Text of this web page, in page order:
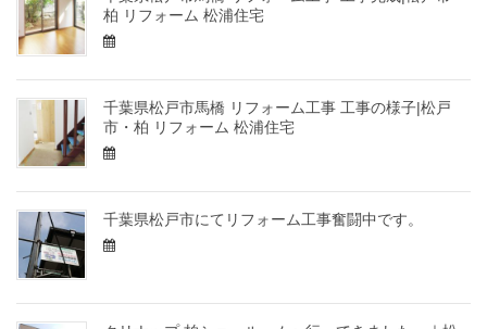
柏 リフォーム 松浦住宅
千葉県松戸市馬橋 リフォーム工事 工事の様子|松戸
市・柏 リフォーム 松浦住宅
千葉県松戸市にてリフォーム工事奮闘中です。